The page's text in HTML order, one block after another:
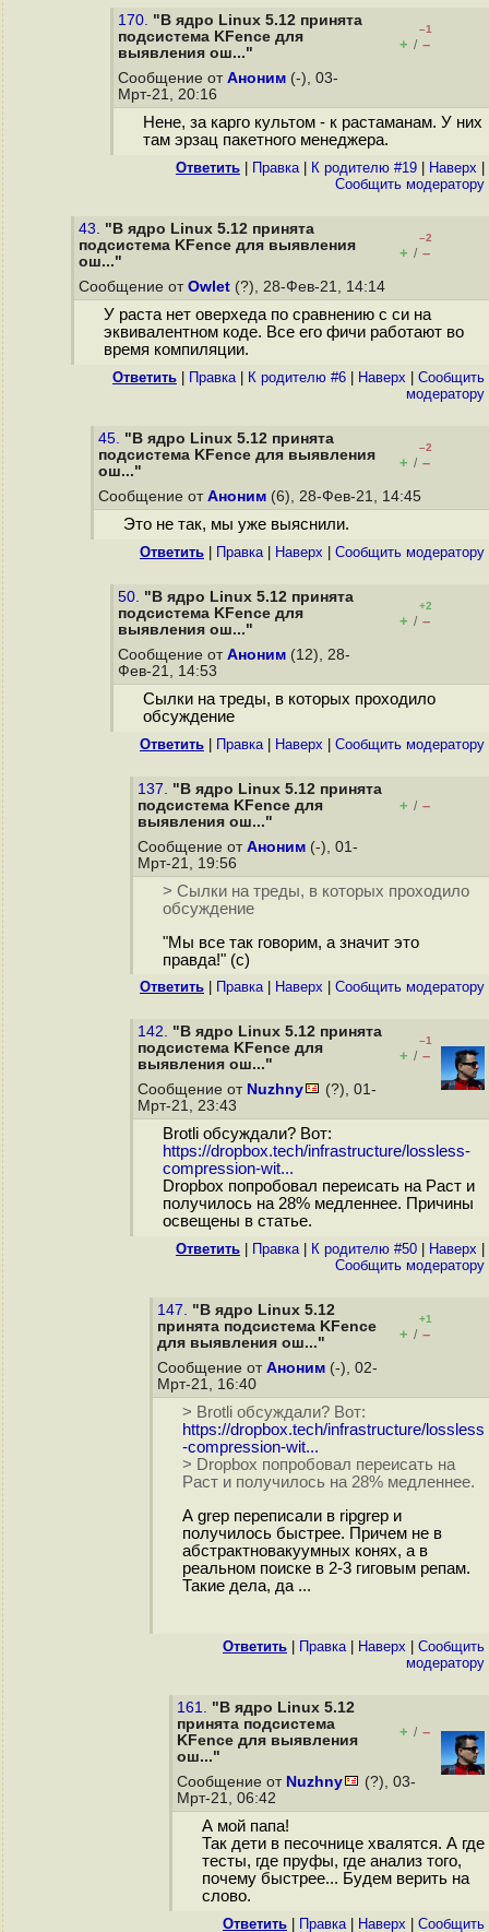
170. "В ядро Linux 5.12 принята
подсистема KFence для
выявления ош..."
–1
+ / –
Сообщение от Аноним (-), 03-
Мрт-21, 20:16
Нене, за карго культом - к растаманам. У них
там эрзац пакетного менеджера.
Ответить Правка| К родителю #19 Наверх
Cообщить модератору
43. "В ядро Linux 5.12 принята
подсистема KFence для выявления
ош..."
–2
+ / –
Сообщение от Owlet (?), 28-Фев-21, 14:14
У раста нет оверхеда по сравнению с си на
эквивалентном коде. Все его фичи работают во
время компиляции.
Ответить Правка| К родителю #6 Наверх
Cообщить
модератору
45. "В ядро Linux 5.12 принята
подсистема KFence для выявления
ош..."
–2
+ / –
Сообщение от Аноним (6), 28-Фев-21, 14:45
Это не так, мы уже выяснили.
Ответить Правка| Наверх Cообщить модератору
50. "В ядро Linux 5.12 принята
подсистема KFence для
выявления ош..."
+2
+ / –
Сообщение от Аноним (12), 28-
Фев-21, 14:53
Сылки на треды, в которых проходило
обсуждение
Ответить Правка| Наверх Cообщить модератору
137. "В ядро Linux 5.12 принята
подсистема KFence для
выявления ош..."
+ / –
Сообщение от Аноним (-), 01-
Мрт-21, 19:56
> Сылки на треды, в которых проходило
обсуждение
"Мы все так говорим, а значит это
правда!" (с)
Ответить Правка| Наверх Cообщить модератору
142. "В ядро Linux 5.12 принята
подсистема KFence для
выявления ош..."
–1
+ / –
Сообщение от Nuzhny
(?), 01-
Мрт-21, 23:43
Brotli обсуждали? Вот:
https://dropbox.tech/infrastructure/lossless-
compression-wit...
Dropbox попробовал переисать на Раст и
получилось на 28% медленнее. Причины
освещены в статье.
Ответить Правка| К родителю #50 Наверх
Cообщить модератору
147. "В ядро Linux 5.12
принята подсистема KFence
для выявления ош..."
+1
+ / –
Сообщение от Аноним (-), 02-
Мрт-21, 16:40
> Brotli обсуждали? Вот:
https://dropbox.tech/infrastructure/lossless
-compression-wit...
> Dropbox попробовал переисать на
Раст и получилось на 28% медленнее.
А grep переписали в ripgrep и
получилось быстрее. Причем не в
абстрактновакуумных конях, а в
реальном поиске в 2-3 гиговым репам.
Такие дела, да ...
Ответить Правка| Наверх
Cообщить
модератору
161. "В ядро Linux 5.12
принята подсистема
KFence для выявления
ош..."
+ / –
Сообщение от Nuzhny
(?), 03-
Мрт-21, 06:42
А мой папа!
Так дети в песочнице хвалятся. А где
тесты, где пруфы, где анализ того,
почему быстрее... Будем верить на
слово.
Ответить Правка| Наверх
Cообщить